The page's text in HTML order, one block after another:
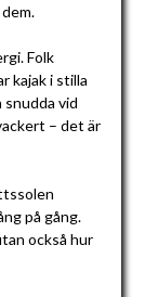
Folk
kajak i stilla
vid
– det är
på gång.
också hur